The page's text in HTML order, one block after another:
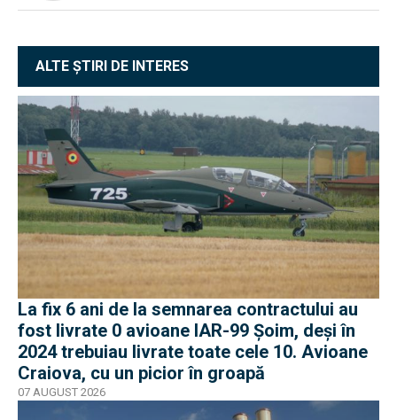
ALTE ȘTIRI DE INTERES
La fix 6 ani de la semnarea contractului au
fost livrate 0 avioane IAR-99 Șoim, deși în
2024 trebuiau livrate toate cele 10. Avioane
Craiova, cu un picior în groapă
07 AUGUST 2026